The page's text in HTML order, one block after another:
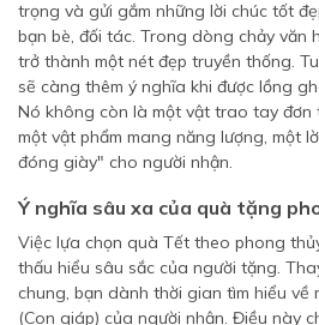
trọng và gửi gắm những lời chúc tốt
bạn bè, đối tác. Trong dòng chảy văn
trở thành một nét đẹp truyền thống.
sẽ càng thêm ý nghĩa khi được lồng
Nó không còn là một vật trao tay đơn
một vật phẩm mang năng lượng, một
đóng giày" cho người nhận.
Ý nghĩa sâu xa của quà tặng
Việc lựa chọn quà Tết theo phong
thấu hiểu sâu sắc của người tặng.
chung, bạn dành thời gian tìm hiểu về
(Con giáp) của người nhận. Điều này